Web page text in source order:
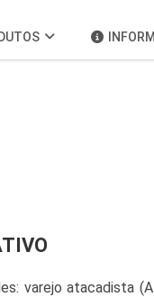
varejo atacadista